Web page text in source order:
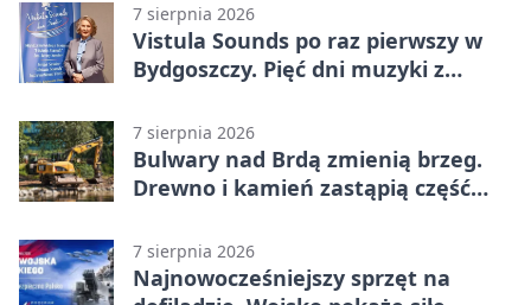
7 sierpnia 2026
Vistula Sounds po raz pierwszy w
Bydgoszczy. Pięć dni muzyki z
7 sierpnia 2026
Bulwary nad Brdą zmienią brzeg.
Drewno i kamień zastąpią część
7 sierpnia 2026
Najnowocześniejszy sprzęt na